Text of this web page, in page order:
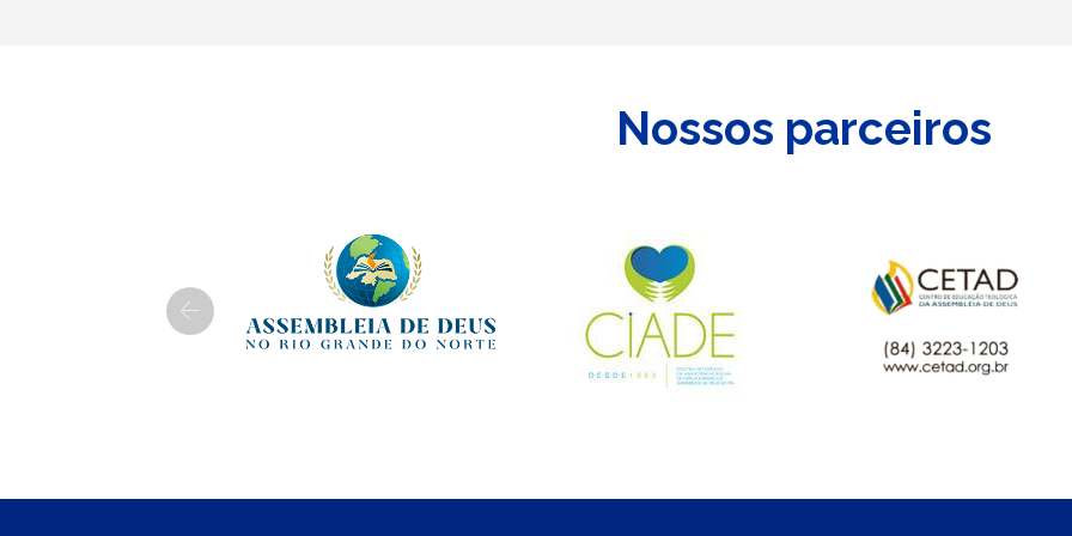
Nossos parceiros
Previous